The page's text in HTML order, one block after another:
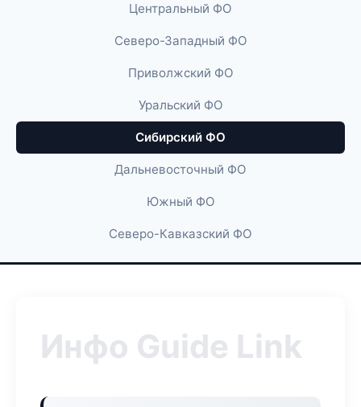
Центральный ФО
Северо-Западный ФО
Приволжский ФО
Уральский ФО
Сибирский ФО
Дальневосточный ФО
Южный ФО
Северо-Кавказский ФО
Инфо Guide Link